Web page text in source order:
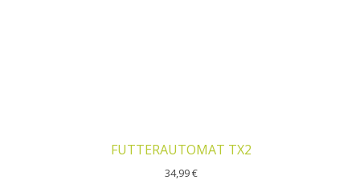
FUTTERAUTOMAT TX2
34,99€